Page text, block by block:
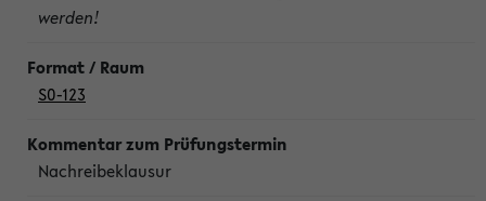
werden!
S0-123
Nachreibeklausur